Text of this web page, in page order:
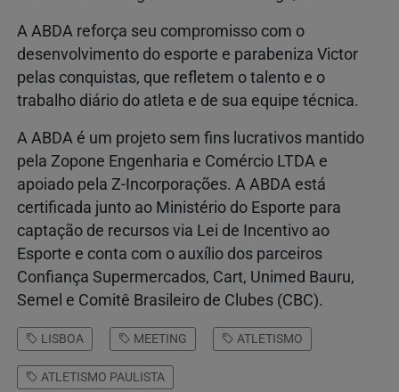
A ABDA reforça seu compromisso com o
desenvolvimento do esporte e parabeniza Victor
pelas conquistas, que refletem o talento e o
trabalho diário do atleta e de sua equipe técnica.
A ABDA é um projeto sem fins lucrativos mantido
pela Zopone Engenharia e Comércio LTDA e
apoiado pela Z-Incorporações. A ABDA está
certificada junto ao Ministério do Esporte para
captação de recursos via Lei de Incentivo ao
Esporte e conta com o auxílio dos parceiros
Confiança Supermercados, Cart, Unimed Bauru,
Semel e Comitê Brasileiro de Clubes (CBC).
LISBOA MEETING ATLETISMO
ATLETISMO PAULISTA